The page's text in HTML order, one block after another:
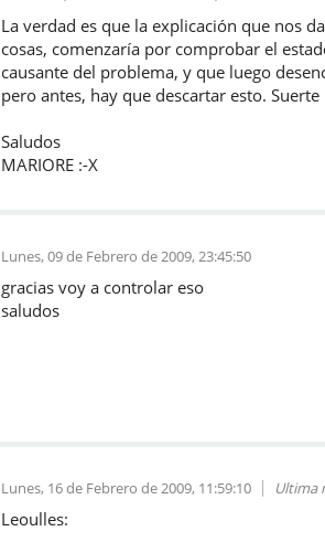
La verdad es que la explicación que nos
cosas, comenzaría por comprobar el
causante del problema, y que luego
pero antes, hay que descartar esto. Suerte
Saludos
MARIORE :-X
Lunes, 09 de Febrero de 2009, 23:45:50
gracias voy a controlar eso
saludos
Lunes, 16 de Febrero de 2009, 11:59:10 Ultima
Leoulles: